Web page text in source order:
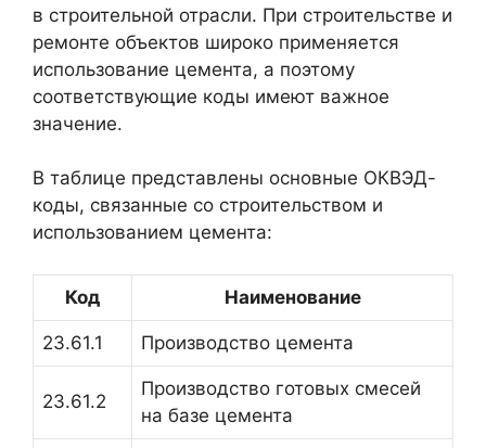
в строительной отрасли. При строительстве и
ремонте объектов широко применяется
использование цемента, а поэтому
соответствующие коды имеют важное
значение.
В таблице представлены основные ОКВЭД-
коды, связанные со строительством и
использованием цемента:
Код Наименование
23.61.1 Производство цемента
23.61.2
Производство готовых смесей
на базе цемента